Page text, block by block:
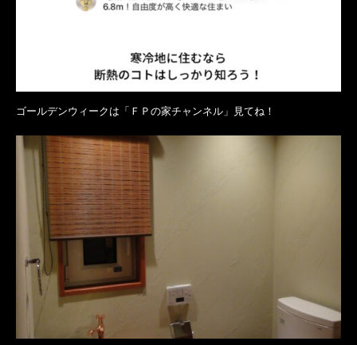
ゴールデンウィークは「ＦＰの家チャンネル」見てね！